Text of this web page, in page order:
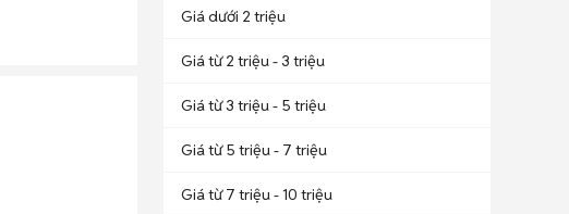
Giá dưới 2 triệu
Giá từ 2 triệu - 3 triệu
Giá từ 3 triệu - 5 triệu
Giá từ 5 triệu - 7 triệu
Giá từ 7 triệu - 10 triệu